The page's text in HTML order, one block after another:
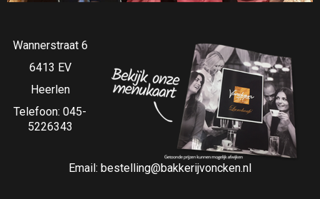
Wannerstraat 6
6413 EV
Heerlen
Telefoon: 045-
5226343
Email: bestelling@bakkerijvoncken.nl